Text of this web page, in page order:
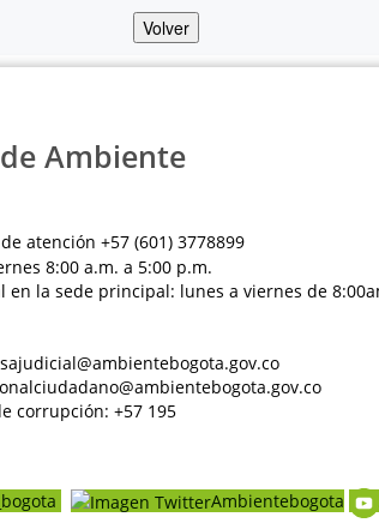
Volver
Ambiente
atención +57 (601) 3778899
8:00 a.m. a 5:00 p.m.
en la sede principal: lunes a viernes de
corrupción: +57 195
Ambientebogota